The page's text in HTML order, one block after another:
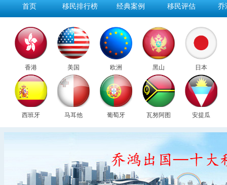
首页 移民排行榜 经典案例 移民评估 乔
香港 美国 欧洲 黑山 日本
西班牙 马耳他 葡萄牙 瓦努阿图 安提瓜